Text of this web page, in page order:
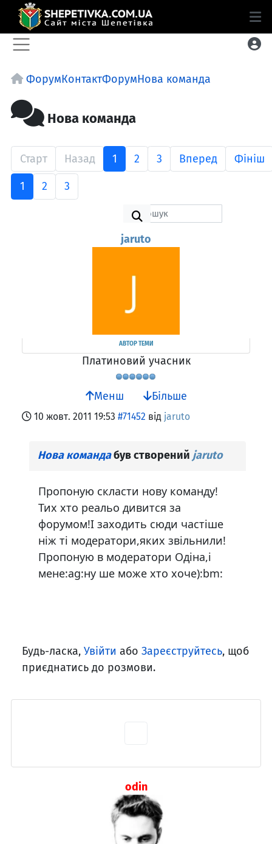
ФорумКонтактФорумНова команда
Нова команда
Старт Назад 1 2 3 Вперед Фініш
1 2 3
jaruto
АВТОР ТЕМИ
Платиновий учасник
Менш Більше
10 жовт. 2011 19:53 #71452 від jaruto
Нова командабув створений jaruto
Пропоную скласти нову команду!
Тих хто реальо дивится за
форумом!І заходить сюди частіше
ніж ті модератори,яких звільнили!
Пропоную в модератори Одіна,і
мене:ag:ну ше може хто хоче):bm:
Будь-ласка, Увійти або Зареєструйтесь, щоб
приєднатись до розмови.
odin